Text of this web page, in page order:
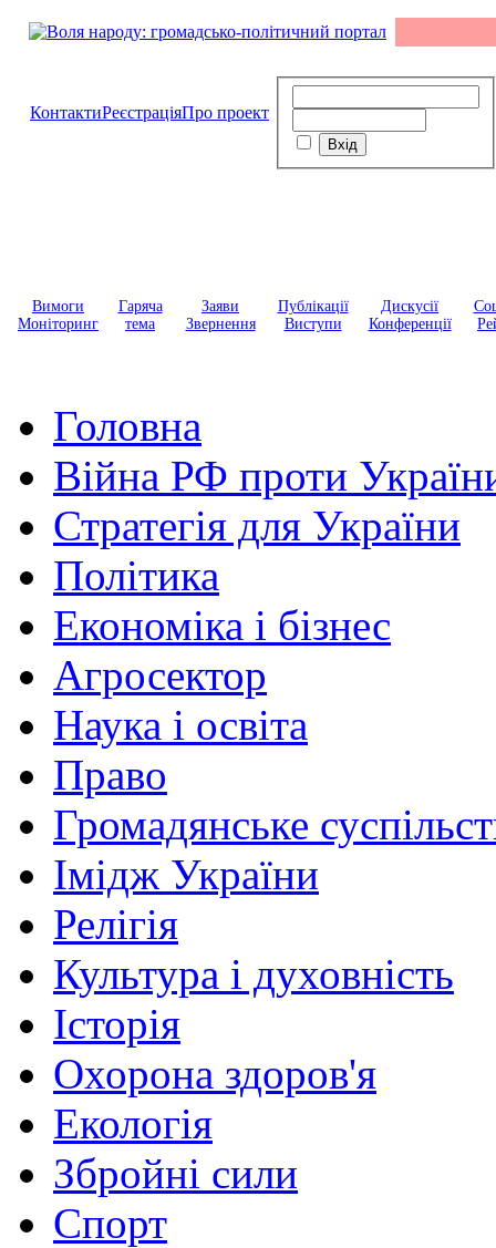
КонтактиРеєстраціяПро проект
Вимоги
Моніторинг
Гаряча
тема
Заяви
Звернення
Публікації
Виступи
Дискусії
Конференції
Головна
Війна РФ проти
Стратегія для України
Політика
Економіка і бізнес
Агросектор
Наука і освіта
Право
Громадянське
Імідж України
Релігія
Культура і духовність
Історія
Охорона здоров'я
Екологія
Збройні сили
Спорт